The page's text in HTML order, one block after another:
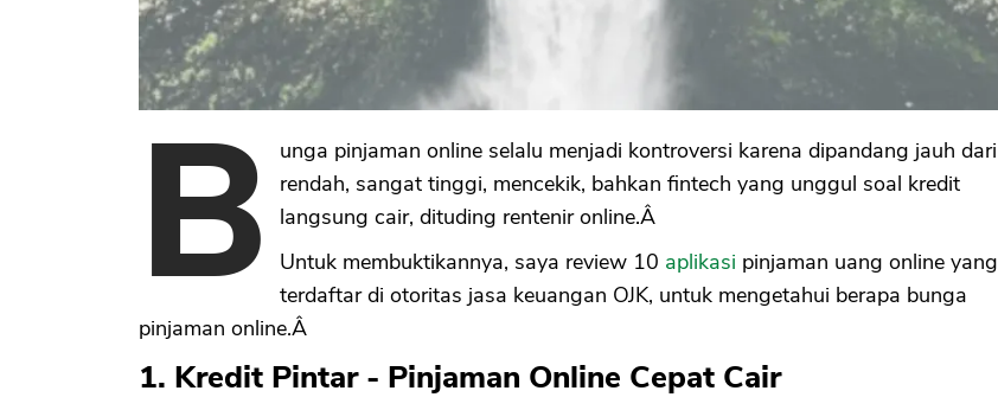
B
unga pinjaman online selalu menjadi kontroversi karena dipandang jauh dari
rendah, sangat tinggi, mencekik, bahkan fintech yang unggul soal kredit
langsung cair, dituding rentenir online.Â
Untuk membuktikannya, saya review 10 aplikasi pinjaman uang online yang
terdaftar di otoritas jasa keuangan OJK, untuk mengetahui berapa bunga
pinjaman online.Â
1. Kredit Pintar - Pinjaman Online Cepat Cair